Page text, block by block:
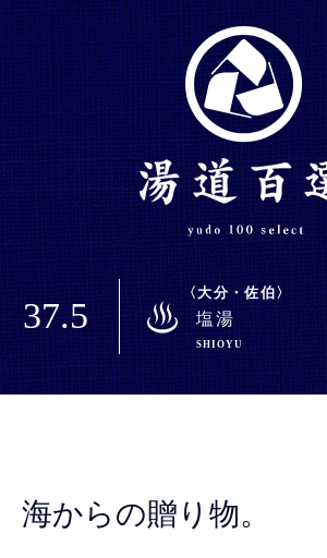
37.5
大分・佐伯
塩湯
SHIOYU
海からの贈り物。